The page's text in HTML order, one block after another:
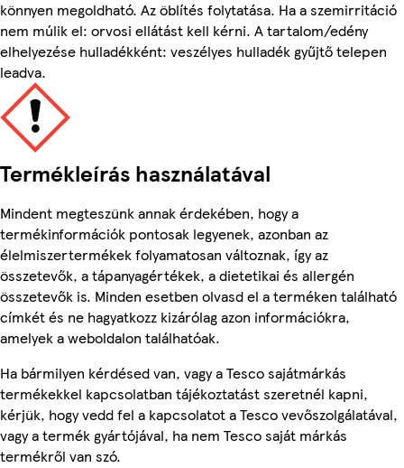
könnyen megoldható. Az öblítés folytatása. Ha a szemirritáció
nem múlik el: orvosi ellátást kell kérni. A tartalom/edény
elhelyezése hulladékként: veszélyes hulladék gyűjtő telepen
leadva.
Termékleírás használatával
Mindent megteszünk annak érdekében, hogy a
termékinformációk pontosak legyenek, azonban az
élelmiszertermékek folyamatosan változnak, így az
összetevők, a tápanyagértékek, a dietetikai és allergén
összetevők is. Minden esetben olvasd el a terméken található
címkét és ne hagyatkozz kizárólag azon információkra,
amelyek a weboldalon találhatóak.
Ha bármilyen kérdésed van, vagy a Tesco sajátmárkás
termékekkel kapcsolatban tájékoztatást szeretnél kapni,
kérjük, hogy vedd fel a kapcsolatot a Tesco vevőszolgálatával,
vagy a termék gyártójával, ha nem Tesco saját márkás
termékről van szó.